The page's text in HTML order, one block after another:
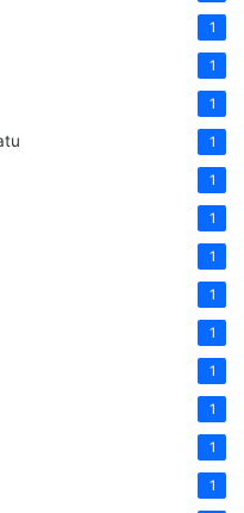
1
1
1
1
1
1
1
1
1
1
1
1
1